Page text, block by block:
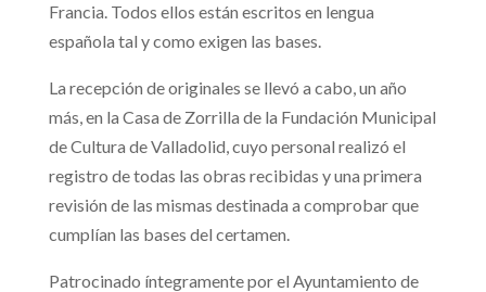
Francia. Todos ellos están escritos en lengua
española tal y como exigen las bases.
La recepción de originales se llevó a cabo, un año
más, en la Casa de Zorrilla de la Fundación Municipal
de Cultura de Valladolid, cuyo personal realizó el
registro de todas las obras recibidas y una primera
revisión de las mismas destinada a comprobar que
cumplían las bases del certamen.
Patrocinado íntegramente por el Ayuntamiento de